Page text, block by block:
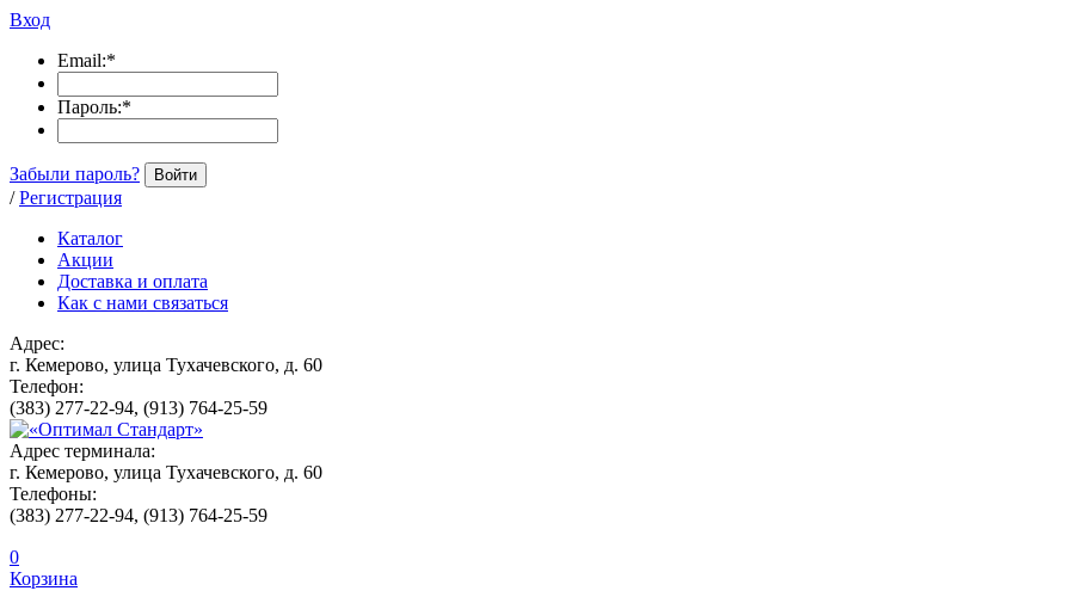
Вход
Email:*
Пароль:*
Забыли пароль? Войти
/ Регистрация
Каталог
Акции
Доставка и оплата
Как с нами связаться
Адрес:
г. Кемерово, улица Тухачевского, д. 60
Телефон:
(383) 277-22-94, (913) 764-25-59
Адрес терминала:
г. Кемерово, улица Тухачевского, д. 60
Телефоны:
(383) 277-22-94, (913) 764-25-59
0
Корзина